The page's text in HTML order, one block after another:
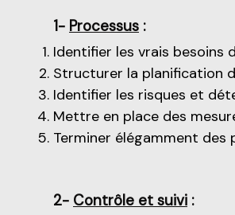
1- Processus :
Identifier les vrais besoins
Structurer la planification
Identifier les risques et
Mettre en place des
Terminer élégamment
2- Contrôle et suivi :